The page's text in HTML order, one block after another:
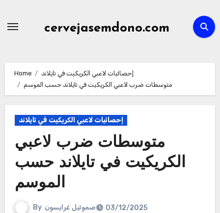
cervejasemdono.com
Home
إحصائيات لاعبي الكريكيت في تايلاند
متوسطات ضرب لاعبي الكريكيت في تايلاند حسب الموسم
إحصائيات لاعبي الكريكيت في تايلاند
متوسطات ضرب لاعبي
الكريكيت في تايلاند حسب
الموسم
By صموئيل غرايسون 03/12/2025